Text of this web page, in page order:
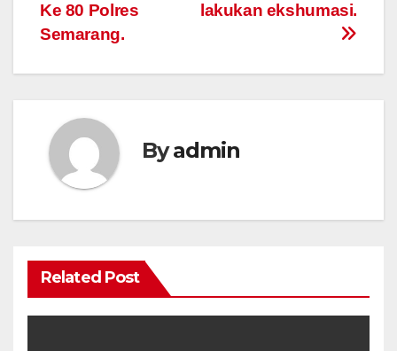
lakukan ekshumasi.
Ke 80 Polres
Semarang.
Byadmin
Related Post